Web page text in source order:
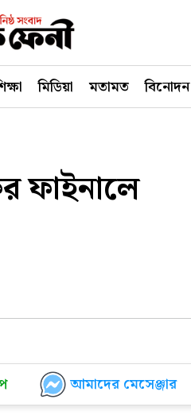
মিডিয়া মতামত বিনোদন
ফাইনালে
আমাদের মেসেঞ্জার